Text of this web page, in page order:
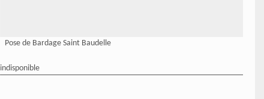
Pose de Bardage Saint Baudelle
indisponible